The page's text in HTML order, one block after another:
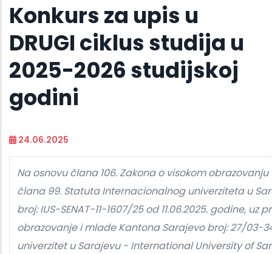
Konkurs za upis u
DRUGI ciklus studija u
2025-2026 studijskoj
godini
24.06.2025
Na osnovu člana 106. Zakona o visokom
člana 99. Statuta Internacionalnog univerziteta u
broj: IUS-SENAT-11-1607/25 od 11.06.2025. godine,
obrazovanje i mlade Kantona Sarajevo broj: 27/03-
univerzitet u Sarajevu - International University of